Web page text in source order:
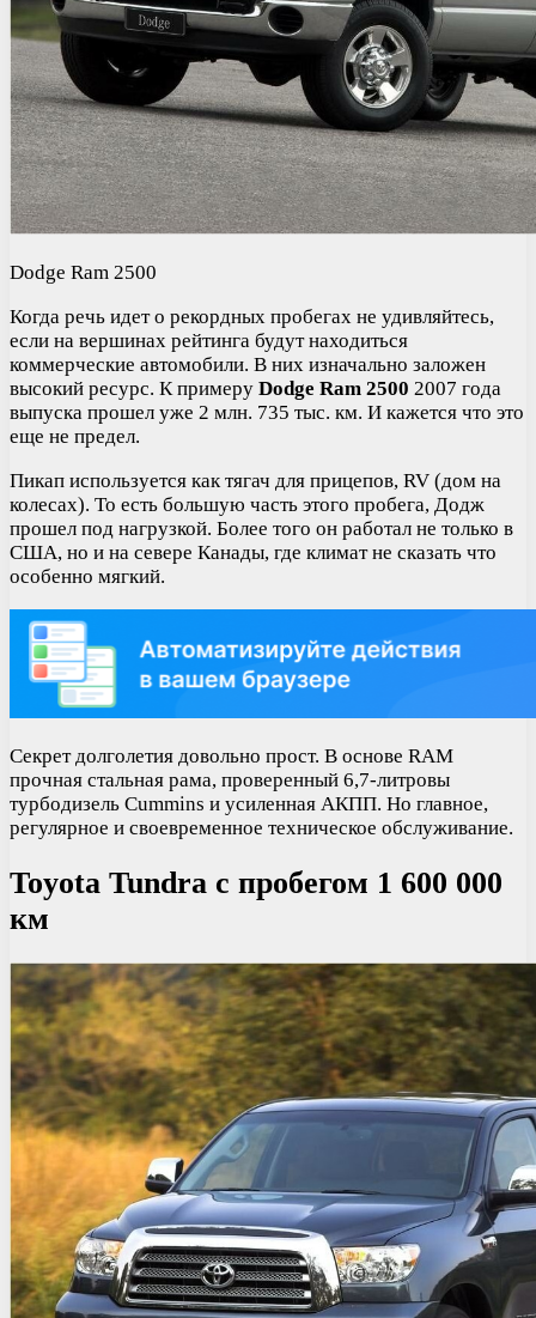
Dodge Ram 2500
Когда речь идет о рекордных пробегах не удивляйтесь,
если на вершинах рейтинга будут находиться
коммерческие автомобили. В них изначально заложен
высокий ресурс. К примеру Dodge Ram 2500 2007 года
выпуска прошел уже 2 млн. 735 тыс. км. И кажется что это
еще не предел.
Пикап используется как тягач для прицепов, RV (дом на
колесах). То есть большую часть этого пробега, Додж
прошел под нагрузкой. Более того он работал не только в
США, но и на севере Канады, где климат не сказать что
особенно мягкий.
Секрет долголетия довольно прост. В основе RAM
прочная стальная рама, проверенный 6,7-литровы
турбодизель Cummins и усиленная АКПП. Но главное,
регулярное и своевременное техническое обслуживание.
Toyota Tundra с пробегом 1 600 000
км